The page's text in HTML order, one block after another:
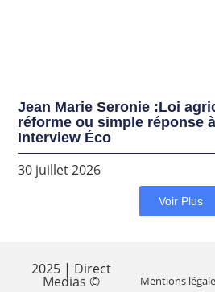
Jean Marie Seronie :Loi
réforme ou simple réponse
Interview Éco
30 juillet 2026
Voir Plus
2025 | Direct
Medias © Mentions